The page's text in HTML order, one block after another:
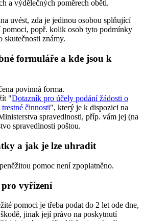
a výdělečných poměrech oběti.
uvést, zda je jedinou osobou splňující
popř. kolik osob tyto podmínky
skutečnosti známy.
formuláře a kde jsou k
povinná forma.
"Dotazník pro účely podání žádosti o
činnosti", který je k dispozici na
spravedlnosti, příp. vám jej (na
spravedlnosti poštou.
a jak je lze uhradit
pomoc není zpoplatněno.
vyřízení
pomoci je třeba podat do 2 let ode dne,
jinak její právo na poskytnutí